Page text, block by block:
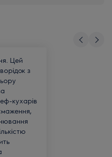
Цей
з
кухарів